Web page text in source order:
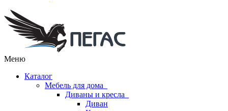
Меню
Каталог
Мебель для дома
Диваны и кресла
Диван